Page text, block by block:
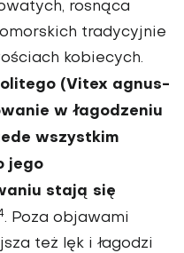
rosnąca
tradycyjnie
kobiecych.
(Vitex agnus-
w łagodzeniu
wszystkim
jego
stają się
. Poza objawami
też lęk i łagodzi